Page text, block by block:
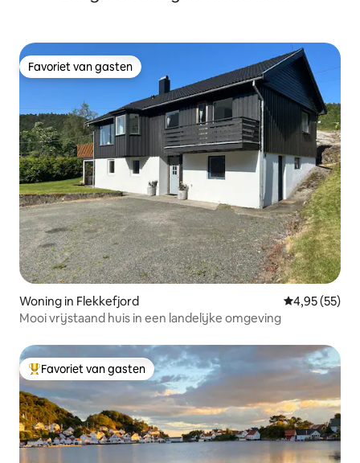
Favoriet van gasten
Favoriet van gasten
Woning in Flekkefjord Gemiddelde
4,95 (55)
Mooi vrijstaand huis in een landelijke omgeving
Topfavoriet van gasten
Favoriet van gasten